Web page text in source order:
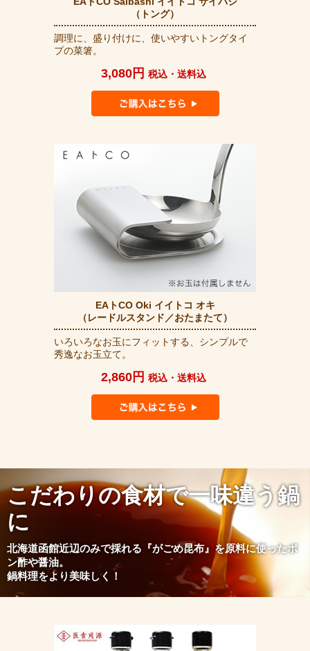
（トング）
調理に、盛り付けに、使いやすいトングタイ
プの菜箸。
3,080円 税込・送料込
EAトCO Oki イイトコ オキ
（レードルスタンド／おたまたて）
いろいろなお玉にフィットする、シンプルで
秀逸なお玉立て。
2,860円 税込・送料込
こだわりの食材で一味違う鍋
に
北海道函館近辺のみで採れる『がごめ昆布』を原料に使ったポ
ン酢や醤油。
鍋料理をより美味しく！